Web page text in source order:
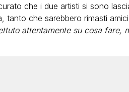
che i due artisti si sono
tanto che sarebbero rimasti
attentamente su cosa fare,